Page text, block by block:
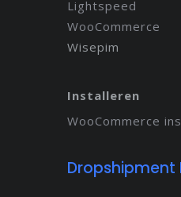
Lightspeed
WooCommerce
Wisepim
Installeren
WooCommerce
Dropshipment